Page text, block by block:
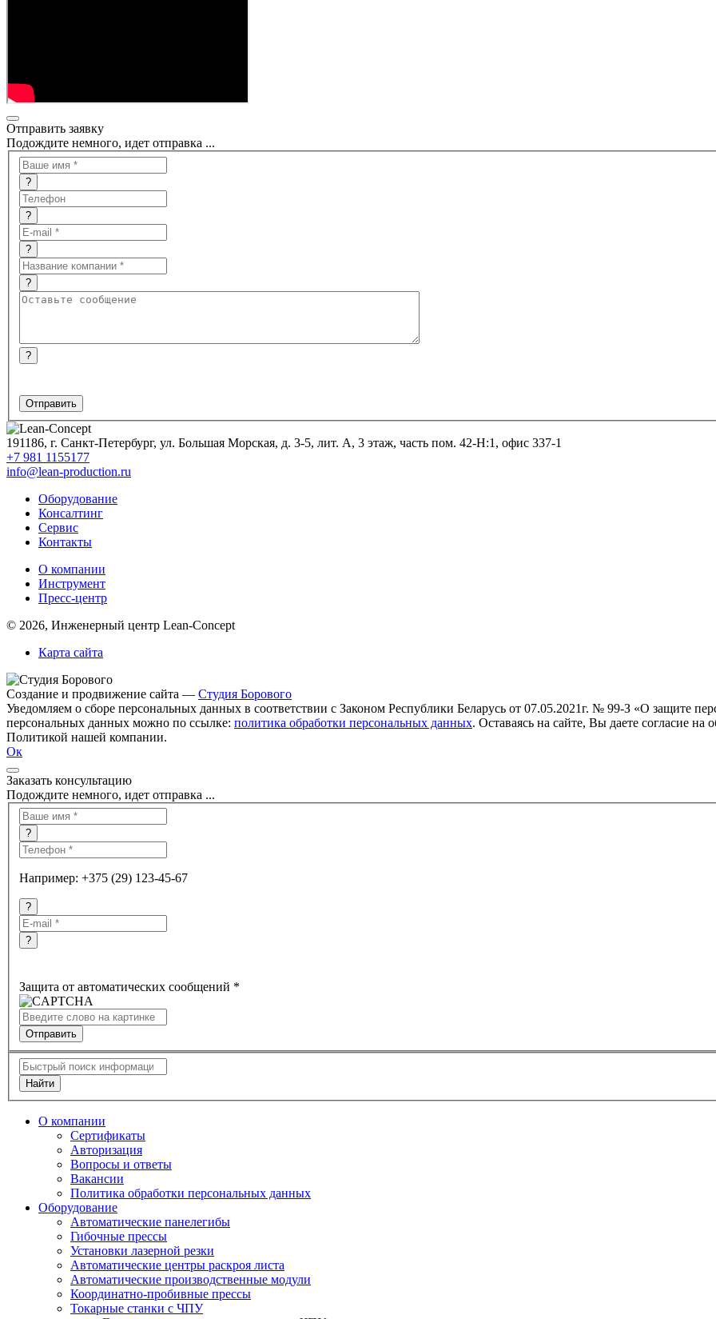
Отправить заявку
Подождите немного, идет отправка ...
?
?
?
?
?
191186, г. Санкт-Петербург, ул. Большая Морская, д. 3-5, лит. А, 3 этаж, часть пом. 42-Н:1, офис 337-1
+7 981 1155177
info@lean-production.ru
Оборудование
Консалтинг
Сервис
Контакты
O компании
Инструмент
Пресс-центр
© 2026, Инженерный центр Lean-Concept
Карта сайта
Создание и продвижение сайта — Студия Борового
Уведомляем о сборе персональных данных в соответствии с Законом Республики Беларусь от 07.05.2021г. № 99-З «О защите
персональных данных можно по ссылке: политика обработки персональных данных. Оставаясь на сайте, Вы даете согласие
Политикой нашей компании.
Ок
Заказать консультацию
Подождите немного, идет отправка ...
?
Например: +375 (29) 123-45-67
?
?
Защита от автоматических сообщений *
Найти
O компании
Сертификаты
Авторизация
Вопросы и ответы
Вакансии
Политика обработки персональных данных
Оборудование
Автоматические панелегибы
Гибочные прессы
Установки лазерной резки
Автоматические центры раскроя листа
Автоматические производственные модули
Координатно-пробивные прессы
Токарные станки с ЧПУ